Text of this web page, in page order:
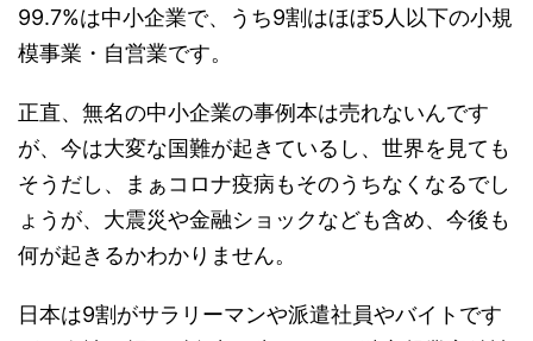
99.7%は中小企業で、うち9割はほぼ5人以下の小規
模事業・自営業です。
正直、無名の中小企業の事例本は売れないんです
が、今は大変な国難が起きているし、世界を見ても
そうだし、まぁコロナ疫病もそのうちなくなるでし
ょうが、大震災や金融ショックなども含め、今後も
何が起きるかわかりません。
日本は9割がサラリーマンや派遣社員やバイトです